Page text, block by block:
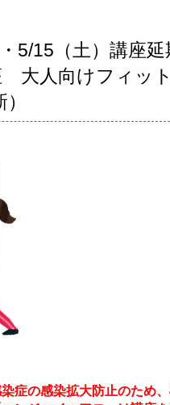
・5/15（土）講座
大人向けフィッ
症の感染拡大防止のため